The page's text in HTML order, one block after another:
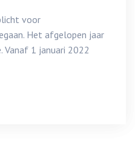
voor
Het afgelopen jaar
Vanaf 1 januari 2022